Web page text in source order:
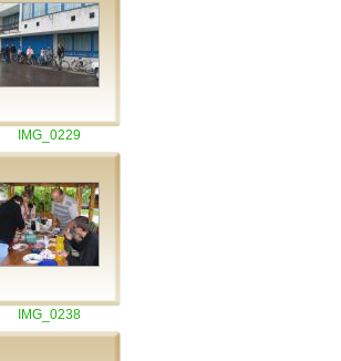
IMG_0229
IMG_0238